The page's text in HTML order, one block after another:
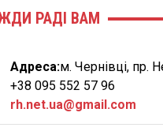
РАДІ ВАМ
Адреса:м. Чернівці, пр.
+38 095 552 57 96
rh.net.ua@gmail.com